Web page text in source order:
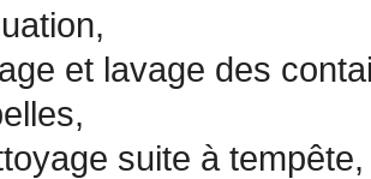
et lavage des
suite à